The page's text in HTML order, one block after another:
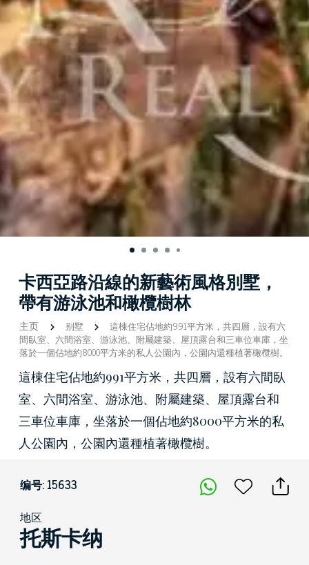
卡西亞路沿線的新藝術風格別墅，
帶有游泳池和橄欖樹林
主页 别墅
這棟住宅佔地約991平方米，共四層，設有六
間臥室、六間浴室、游泳池、附屬建築、屋頂露台和三車位車庫，坐
落於一個佔地約8000平方米的私人公園內，公園內還種植著橄欖樹。
這棟住宅佔地約991平方米，共四層，設有六間臥
室、六間浴室、游泳池、附屬建築、屋頂露台和
三車位車庫，坐落於一個佔地約8000平方米的私
人公園內，公園內還種植著橄欖樹。
编号: 15633
地区
托斯卡纳